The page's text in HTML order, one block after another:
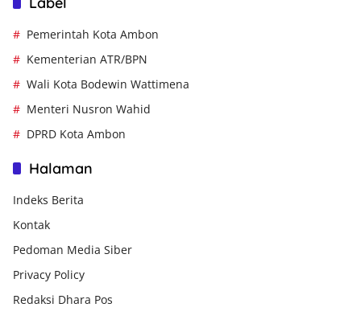
Pemerintah Kota Ambon
Kementerian ATR/BPN
Wali Kota Bodewin Wattimena
Menteri Nusron Wahid
DPRD Kota Ambon
Halaman
Indeks Berita
Kontak
Pedoman Media Siber
Privacy Policy
Redaksi Dhara Pos